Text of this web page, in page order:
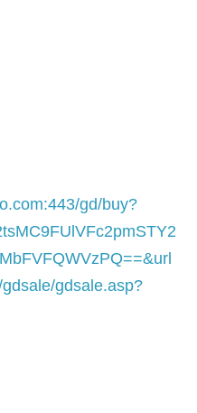
gd/buy?
gdsale.asp?